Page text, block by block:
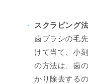
スクラビング法
歯ブラシの毛
けて当て、小
の方法は、歯
かり除去する